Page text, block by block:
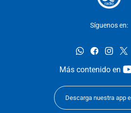
Síguenos en:
whatsappfacebook
Más contenido en
Descarga nuestra app